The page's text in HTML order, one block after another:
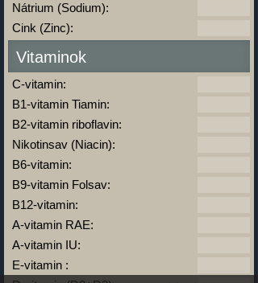
Nátrium (Sodium):
Cink (Zinc):
Vitaminok
C-vitamin:
B1-vitamin Tiamin:
B2-vitamin riboflavin:
Nikotinsav (Niacin):
B6-vitamin:
B9-vitamin Folsav:
B12-vitamin:
A-vitamin RAE:
A-vitamin IU:
E-vitamin :